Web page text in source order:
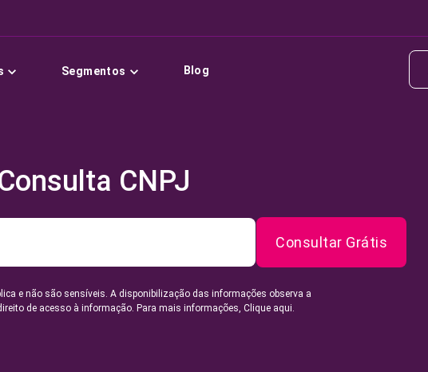
Segmentos Blog
CNPJ
Consultar Grátis
e não são sensíveis. A disponibilização das informações observa a
de acesso à informação. Para mais informações, Clique aqui.